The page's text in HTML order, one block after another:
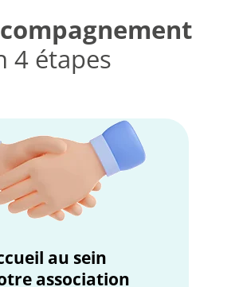
4 étapes
au sein
association